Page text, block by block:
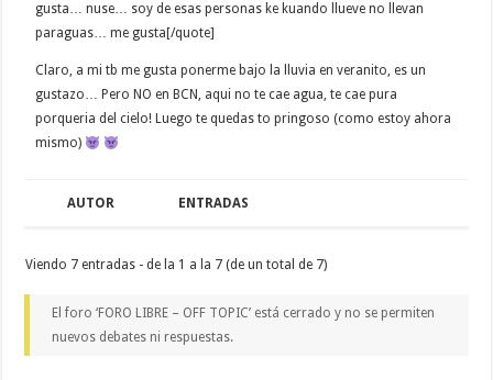
gusta… nuse… soy de esas personas ke kuando llueve no llevan
paraguas… me gusta[/quote]
Claro, a mi tb me gusta ponerme bajo la lluvia en veranito, es un
gustazo… Pero NO en BCN, aqui no te cae agua, te cae pura
porqueria del cielo! Luego te quedas to pringoso (como estoy ahora
mismo)
AUTOR ENTRADAS
Viendo 7 entradas - de la 1 a la 7 (de un total de 7)
El foro ‘FORO LIBRE – OFF TOPIC’ está cerrado y no se permiten
nuevos debates ni respuestas.